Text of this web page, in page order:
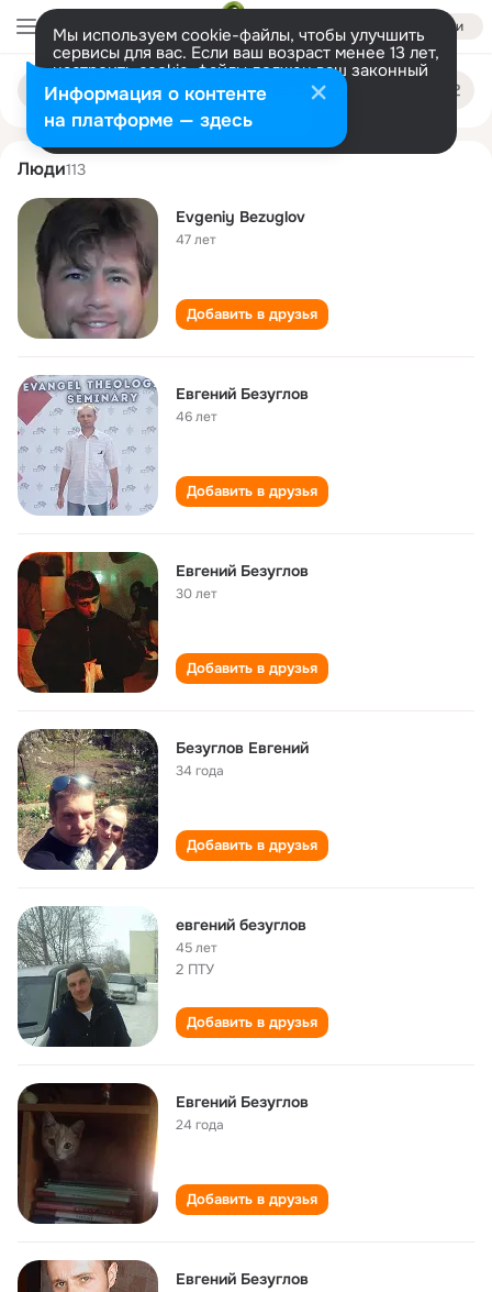
Войти
Мы используем cookie-файлы, чтобы улучшить
сервисы для вас. Если ваш возраст менее 13 лет,
настроить cookie-файлы должен ваш законный
представитель. Больше информации
Разрешить все Настроить
Поиск
людям
evgeniy bezuglov
Люди113
Evgeniy Bezuglov
47 лет
Добавить в друзья
Евгений Безуглов
46 лет
Добавить в друзья
Евгений Безуглов
30 лет
Добавить в друзья
Безуглов Евгений
34 года
Добавить в друзья
евгений безуглов
45 лет
2 ПТУ
Добавить в друзья
Евгений Безуглов
24 года
Добавить в друзья
Евгений Безуглов
Информация о контенте
на платформе — здесь